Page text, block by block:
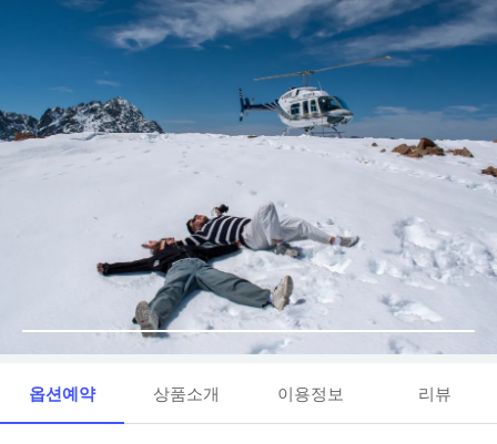
옵션예약 상품소개 이용정보 리뷰